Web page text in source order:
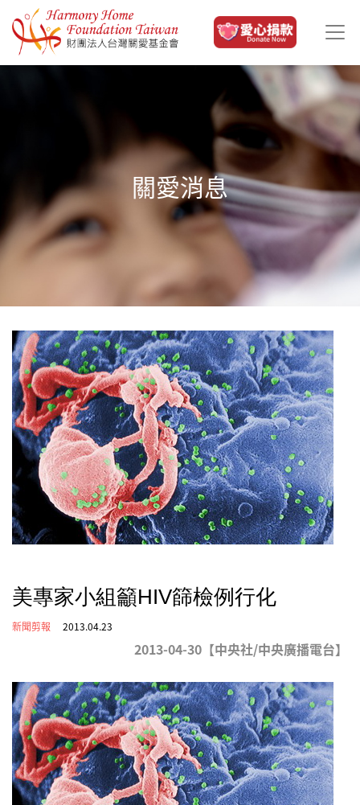
移至主內容
關愛消息
美專家小組籲HIV篩檢例行化
新聞剪報 2013.04.23
2013-04-30【中央社/中央廣播電台】